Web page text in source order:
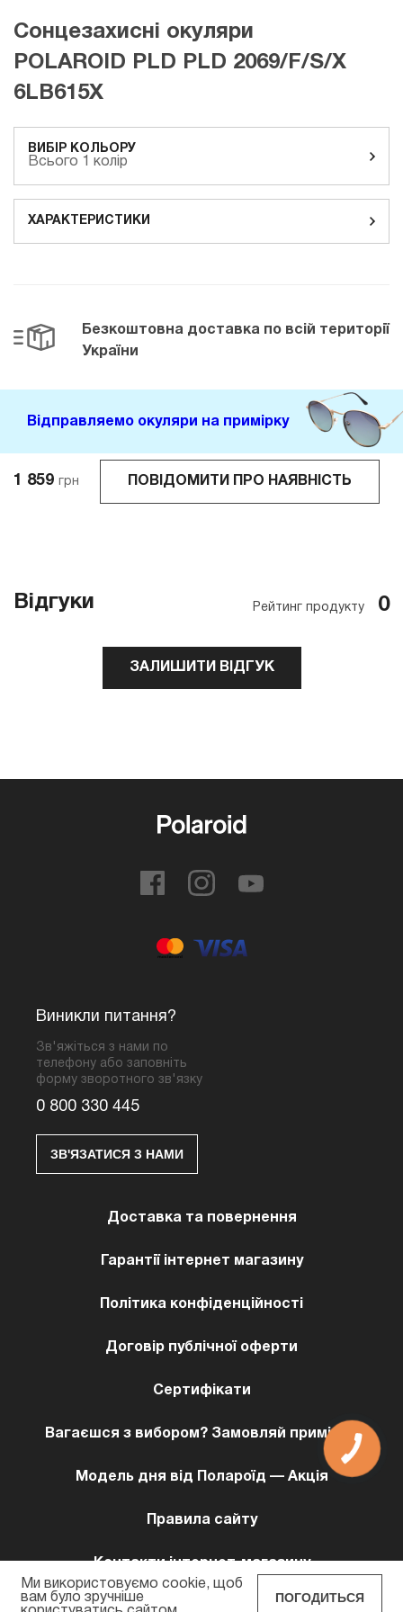
Сонцезахисні окуляри
POLAROID PLD PLD 2069/F/S/X
6LB615X
ВИБІР КОЛЬОРУ
Всього 1 колір
ХАРАКТЕРИСТИКИ
1 859 грн ПОВІДОМИТИ ПРО НАЯВНІСТЬ
Безкоштовна доставка по всій території
України
Відправляемо окуляри на примірку
Відгуки Рейтинг продукту 0
ЗАЛИШИТИ ВІДГУК
Виникли питання?
Зв'яжіться з нами по
телефону або заповніть
форму зворотного зв'язку
0 800 330 445
ЗВ'ЯЗАТИСЯ З НАМИ
Доставка та повернення
Гарантії інтернет магазину
Політика конфіденційності
Договір публічної оферти
Сертифікати
Вагаєшся з вибором? Замовляй примірку!
Модель дня від Полароїд — Акція
Правила сайту
Контакти інтернет-магазину
Ми використовуємо cookie, щоб
вам було зручніше
ПОГОДИТЬСЯ
КНОПКА
ЗВ'ЯЗКУ